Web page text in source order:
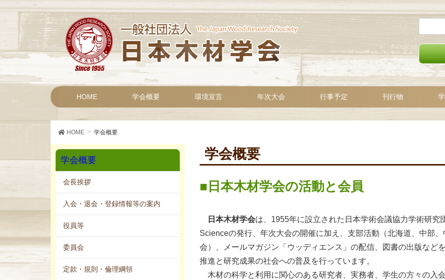
HOME 学会概要 環境宣言 年次大会 行事予定 刊行物
HOME 学会概要
学会概要
日本木材学会の活動と会員
日本木材学会は、1955年に設立された日本学術会議協力学術研
Scienceの発行、年次大会の開催に加え、支部活動（北海道、中部
会）、メールマガジン「ウッディエンス」の配信、図書の出版など
推進と研究成果の社会への普及を行っています。
木材の科学と利用に関心のある研究者、実務者、学生の方々の入
学会概要
会長挨拶
入会・退会・登録情報等の案内
役員等
委員会
定款・規則・倫理綱領